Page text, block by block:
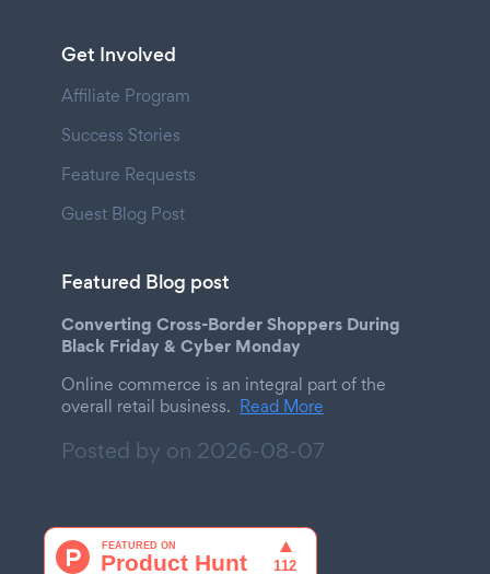
Get Involved
Affiliate Program
Success Stories
Feature Requests
Guest Blog Post
Featured Blog post
Converting Cross-Border Shoppers During
Black Friday & Cyber Monday
Online commerce is an integral part of the
overall retail business. Read More
Posted by on 2026-08-07